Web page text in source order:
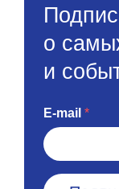
о
и
E-mail